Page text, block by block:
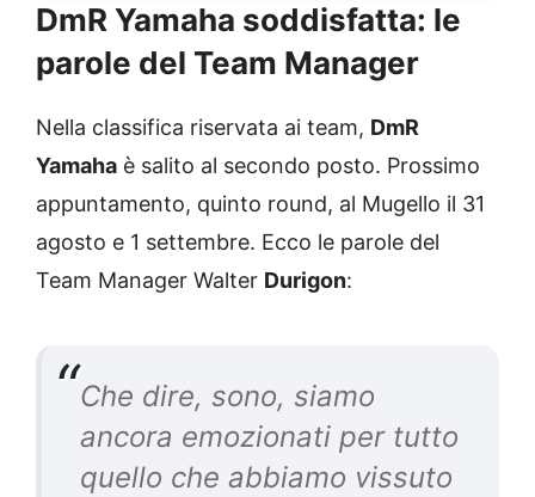
DmR Yamaha soddisfatta: le
parole del Team Manager
Nella classifica riservata ai team, DmR
Yamaha è salito al secondo posto. Prossimo
appuntamento, quinto round, al Mugello il 31
agosto e 1 settembre. Ecco le parole del
Team Manager Walter Durigon:
Che dire, sono, siamo
ancora emozionati per tutto
quello che abbiamo vissuto